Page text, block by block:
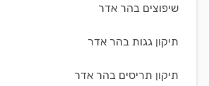
שיפוצים בהר אדר
תיקון גגות בהר אדר
תיקון תריסים בהר אדר